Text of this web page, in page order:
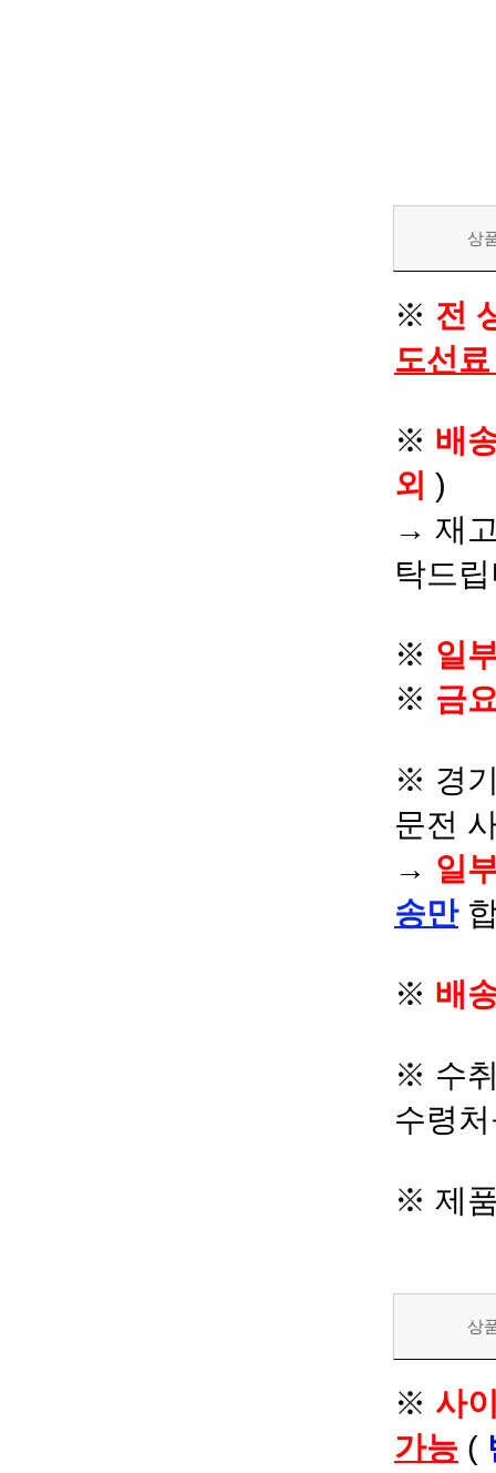
상
※ 전
도선
※ 배
외 )
→ 재
탁드
※ 일
※ 금
※ 경
문전
→ 일
송만
※ 배
※ 수
수령
※ 제
상
※ 사
가능 (